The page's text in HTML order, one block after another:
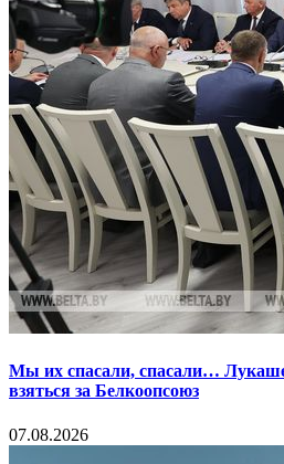
Мы их спасали, спасали…
взяться за Белкоопсоюз
07.08.2026